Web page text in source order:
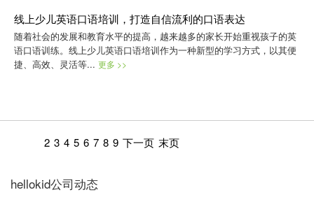
线上少儿英语口语培训，打造自信流利的口语表达
随着社会的发展和教育水平的提高，越来越多的家长开始重视孩子的英
语口语训练。线上少儿英语口语培训作为一种新型的学习方式，以其便
捷、高效、灵活等... 更多 >>
2 3 4 5 6 7 8 9 下一页 末页
hellokid公司动态